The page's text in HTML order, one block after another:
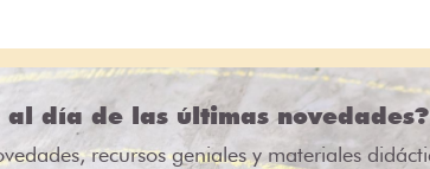
al día de las últimas novedades?
recursos geniales y materiales